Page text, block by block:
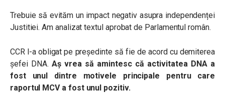
Trebuie să evităm un impact negativ asupra independenței
Justitiei. Am analizat textul aprobat de Parlamentul român.
CCR l-a obligat pe președinte să fie de acord cu demiterea
șefei DNA.Aș vrea să amintesc că activitatea DNA a
fost unul dintre motivele principale pentru care
raportul MCV a fost unul pozitiv.